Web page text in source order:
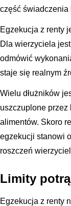
część świadczenia
Egzekucja z renty
Dla wierzyciela
odmówić
staje się realnym
Wielu dłużników
uszczuplone przez
alimentów. Skoro
egzekucji stanowi
roszczeń
Limity
Egzekucja z renty